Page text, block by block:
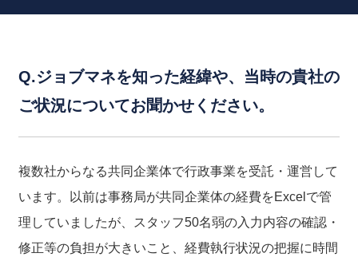
Q.ジョブマネを知った経緯や、当時の貴社の
ご状況についてお聞かせください。
複数社からなる共同企業体で行政事業を受託・運営して
います。以前は事務局が共同企業体の経費をExcelで管
理していましたが、スタッフ50名弱の入力内容の確認・
修正等の負担が大きいこと、経費執行状況の把握に時間